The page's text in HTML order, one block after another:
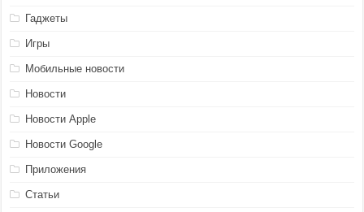
Гаджеты
Игры
Мобильные новости
Новости
Новости Apple
Новости Google
Приложения
Статьи